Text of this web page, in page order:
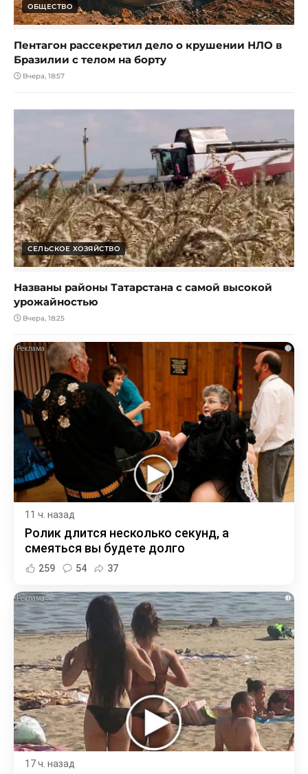
ОБЩЕСТВО
Пентагон рассекретил дело о крушении НЛО в
Бразилии с телом на борту
Вчера, 18:57
СЕЛЬСКОЕ ХОЗЯЙСТВО
Названы районы Татарстана с самой высокой
урожайностью
Вчера, 18:25
i
11 ч. назад
Ролик длится несколько секунд, а
смеяться вы будете долго
259 54 37
i
17 ч. назад